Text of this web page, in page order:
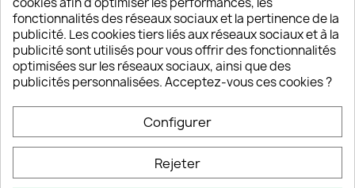
Un SAV à votre écoute
Notre SAV est disponible 6/7J de 10h à 18H
fonctionnalités des réseaux sociaux et la pertinence de la
publicité. Les cookies tiers liés aux réseaux sociaux et à la
publicité sont utilisés pour vous offrir des fonctionnalités
optimisées sur les réseaux sociaux, ainsi que des
publicités personnalisées. Acceptez-vous ces cookies ?
Configurer
Rejeter